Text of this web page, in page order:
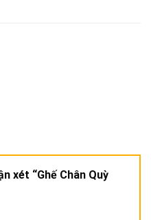
xét “Ghế Chân Quỳ